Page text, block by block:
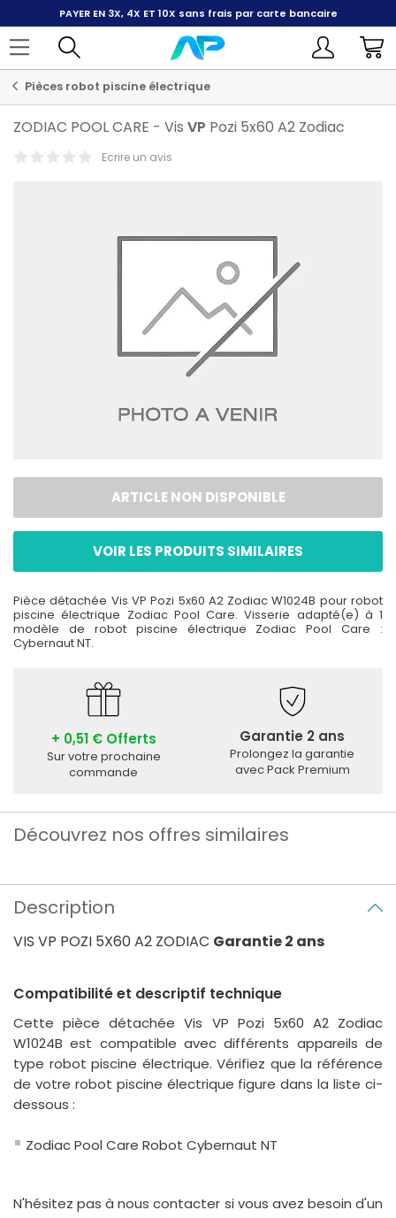
PAYER EN 3X, 4X ET 10X sans frais par carte bancaire
Pièces robot piscine électrique
ZODIAC POOL CARE - Vis VP Pozi 5x60 A2 Zodiac
Ecrire un avis
ARTICLE NON DISPONIBLE
VOIR LES PRODUITS SIMILAIRES
Pièce détachée Vis VP Pozi 5x60 A2 Zodiac W1024B pour robot
piscine électrique Zodiac Pool Care. Visserie adapté(e) à 1
modèle de robot piscine électrique Zodiac Pool Care :
Cybernaut NT.
+ 0,51 € Offerts
Sur votre prochaine
commande
Garantie 2 ans
Prolongez la garantie
avec Pack Premium
Découvrez nos offres similaires
Description
VIS VP POZI 5X60 A2 ZODIAC Garantie 2 ans
Compatibilité et descriptif technique
Cette pièce détachée Vis VP Pozi 5x60 A2 Zodiac
W1024B est compatible avec différents appareils de
type robot piscine électrique. Vérifiez que la référence
de votre robot piscine électrique figure dans la liste ci-
dessous :
Zodiac Pool Care Robot Cybernaut NT
N'hésitez pas à nous contacter si vous avez besoin d'un